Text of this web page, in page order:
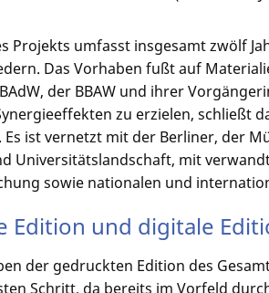
Projekts umfasst insgesamt zwölf
Das Vorhaben fußt auf
der BBAW und ihrer
zu erzielen, schließt
Es ist vernetzt mit der Berliner, der
Universitätslandschaft, mit
sowie nationalen und
Edition und digitale
der gedruckten Edition des
Schritt, da bereits im Vorfeld